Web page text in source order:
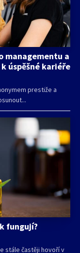
managementu a
úspěšné kariéře
prestiže a
fungují?
stále častěji hovoří v